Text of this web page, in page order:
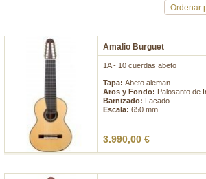
Ordenar
Amalio Burguet
1A - 10 cuerdas abeto
Tapa: Abeto aleman
Aros y Fondo: Palosanto de
Barnizado:
Lacado
Escala: 650 mm
3.990,00 €